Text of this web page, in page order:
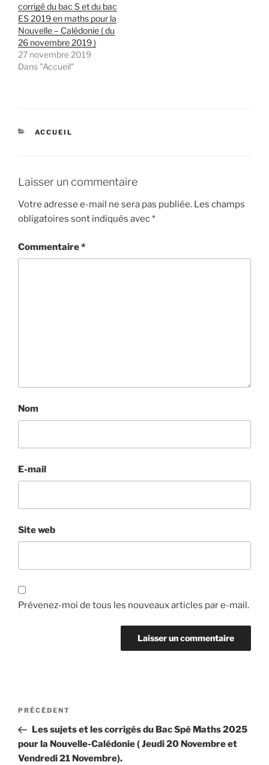
corrigé du bac S et du bac
ES 2019 en maths pour la
Nouvelle – Calédonie ( du
26 novembre 2019 )
27 novembre 2019
Dans "Accueil"
CATÉGORIES
ACCUEIL
Laisser un commentaire
Votre adresse e-mail ne sera pas publiée. Les champs
obligatoires sont indiqués avec*
Commentaire*
Nom
E-mail
Site web
Prévenez-moi de tous les nouveaux articles par e-mail.
Navigation
l’article
Article
précédent
PRÉCÉDENT
Les sujets et les corrigés du Bac Spé Maths 2025
pour la Nouvelle-Calédonie ( Jeudi 20 Novembre et
Vendredi 21 Novembre).